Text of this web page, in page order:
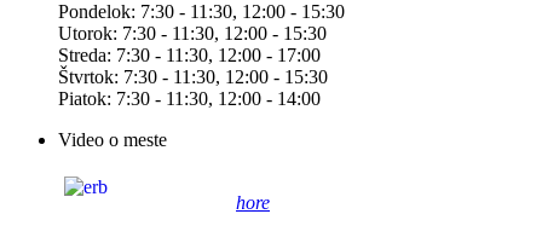
Pondelok: 7:30 - 11:30, 12:00 - 15:30
Utorok: 7:30 - 11:30, 12:00 - 15:30
Streda: 7:30 - 11:30, 12:00 - 17:00
Štvrtok: 7:30 - 11:30, 12:00 - 15:30
Piatok: 7:30 - 11:30, 12:00 - 14:00
Video o meste
hore